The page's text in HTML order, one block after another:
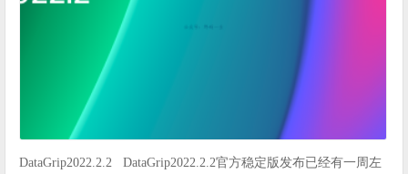
DataGrip2022.2.2 DataGrip2022.2.2官方稳定版发布已经有一周左